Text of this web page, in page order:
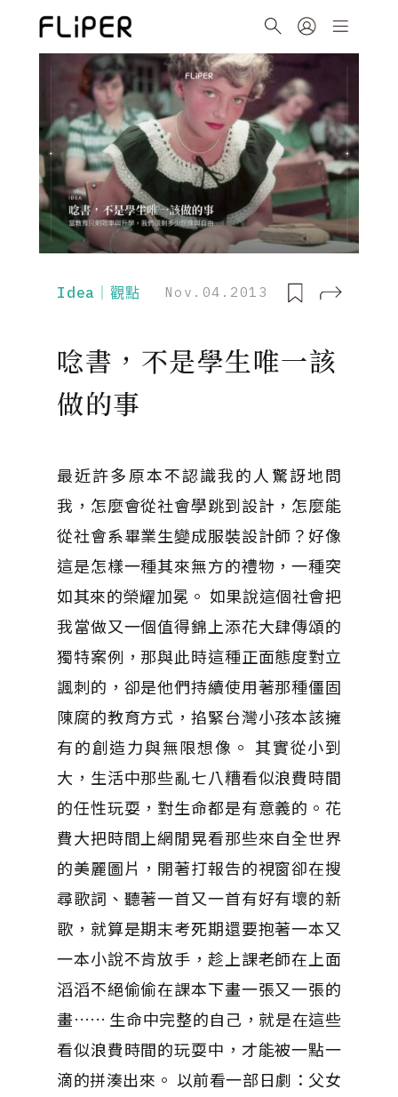
Idea｜觀點 Nov.04.2013
唸書，不是學生唯一該
做的事
最近許多原本不認識我的人驚訝地問
我，怎麼會從社會學跳到設計，怎麼能
從社會系畢業生變成服裝設計師？好像
這是怎樣一種其來無方的禮物，一種突
如其來的榮耀加冕。 如果說這個社會把
我當做又一個值得錦上添花大肆傳頌的
獨特案例，那與此時這種正面態度對立
諷刺的，卻是他們持續使用著那種僵固
陳腐的教育方式，掐緊台灣小孩本該擁
有的創造力與無限想像。 其實從小到
大，生活中那些亂七八糟看似浪費時間
的任性玩耍，對生命都是有意義的。花
費大把時間上網閒晃看那些來自全世界
的美麗圖片，開著打報告的視窗卻在搜
尋歌詞、聽著一首又一首有好有壞的新
歌，就算是期末考死期還要抱著一本又
一本小說不肯放手，趁上課老師在上面
滔滔不絕偷偷在課本下畫一張又一張的
畫…… 生命中完整的自己，就是在這些
看似浪費時間的玩耍中，才能被一點一
滴的拼湊出來。 以前看一部日劇：父女